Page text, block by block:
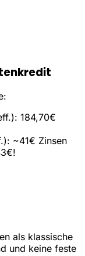
184,70€
~41€ Zinsen
als klassische
und keine feste